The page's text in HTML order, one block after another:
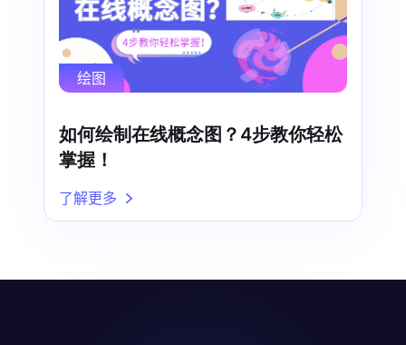
绘图
如何绘制在线概念图？4步教你轻松
掌握！
了解更多